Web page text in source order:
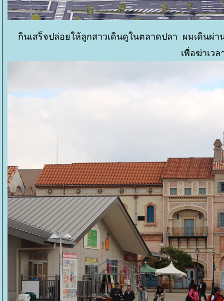
กินเสร็จปล่อยให้ลูกสาวเดินดูในตลาดปลา ผมเดิน
เพื่อฆ่าเว